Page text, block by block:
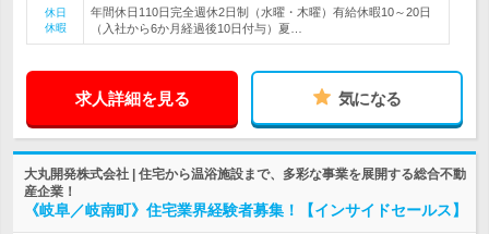
休日
休暇
年間休日110日完全週休2日制（水曜・木曜）有給休暇10～20日
（入社から6か月経過後10日付与）夏…
求人詳細を見る 気になる
大丸開発株式会社 | 住宅から温浴施設まで、多彩な事業を展開する総合不動
産企業！
《岐阜／岐南町》住宅業界経験者募集！【インサイドセールス】